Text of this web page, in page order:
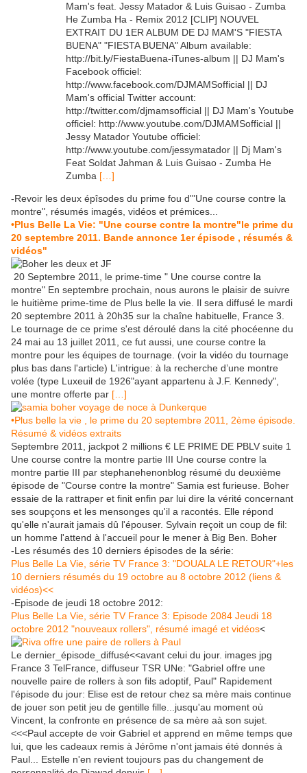
Mam's feat. Jessy Matador & Luis Guisao - Zumba
He Zumba Ha - Remix 2012 [CLIP] NOUVEL
EXTRAIT DU 1ER ALBUM DE DJ MAM'S "FIESTA
BUENA" "FIESTA BUENA" Album available:
http://bit.ly/FiestaBuena-iTunes-album || DJ Mam's
Facebook officiel:
http://www.facebook.com/DJMAMSofficial || DJ
Mam's official Twitter account:
http://twitter.com/djmamsofficial || DJ Mam's Youtube
officiel: http://www.youtube.com/DJMAMSofficial ||
Jessy Matador Youtube officiel:
http://www.youtube.com/jessymatador || Dj Mam's
Feat Soldat Jahman & Luis Guisao - Zumba He
Zumba […]
-Revoir les deux épîsodes du prime fou d'"Une course contre la
montre", résumés imagés, vidéos et prémices...
•Plus Belle La Vie: "Une course contre la montre"le prime du
20 septembre 2011. Bande annonce 1er épisode , résumés &
vidéos"
20 Septembre 2011, le prime-time " Une course contre la
montre" En septembre prochain, nous aurons le plaisir de suivre
le huitième prime-time de Plus belle la vie. Il sera diffusé le mardi
20 septembre 2011 à 20h35 sur la chaîne habituelle, France 3.
Le tournage de ce prime s'est déroulé dans la cité phocéenne du
24 mai au 13 juillet 2011, ce fut aussi, une course contre la
montre pour les équipes de tournage. (voir la vidéo du tournage
plus bas dans l'article) L'intrigue: à la recherche d’une montre
volée (type Luxeuil de 1926"ayant appartenu à J.F. Kennedy",
une montre offerte par […]
•Plus belle la vie , le prime du 20 septembre 2011, 2ème épisode.
Résumé & vidéos extraits
Septembre 2011, jackpot 2 millions € LE PRIME DE PBLV suite 1
Une course contre la montre partie III Une course contre la
montre partie III par stephanehenonblog résumé du deuxième
épisode de "Course contre la montre" Samia est furieuse. Boher
essaie de la rattraper et finit enfin par lui dire la vérité concernant
ses soupçons et les mensonges qu'il a racontés. Elle répond
qu'elle n'aurait jamais dû l'épouser. Sylvain reçoit un coup de fil:
un homme l'attend à l'accueil pour le mener à Big Ben. Boher
-Les résumés des 10 derniers épisodes de la série:
Plus Belle La Vie, série TV France 3: "DOUALA LE RETOUR"+les
10 derniers résumés du 19 octobre au 8 octobre 2012 (liens &
vidéos)<<
-Episode de jeudi 18 octobre 2012:
Plus Belle La Vie, série TV France 3: Episode 2084 Jeudi 18
octobre 2012 "nouveaux rollers", résumé imagé et vidéos<
Le dernier_épisode_diffusé<<avant celui du jour. images jpg
France 3 TelFrance, diffuseur TSR UNe: "Gabriel offre une
nouvelle paire de rollers à son fils adoptif, Paul" Rapidement
l'épisode du jour: Elise est de retour chez sa mère mais continue
de jouer son petit jeu de gentille fille...jusqu'au moment où
Vincent, la confronte en présence de sa mère aà son sujet.
<<<Paul accepte de voir Gabriel et apprend en même temps que
lui, que les cadeaux remis à Jérôme n'ont jamais été donnés à
Paul... Estelle n'en revient toujours pas du changement de